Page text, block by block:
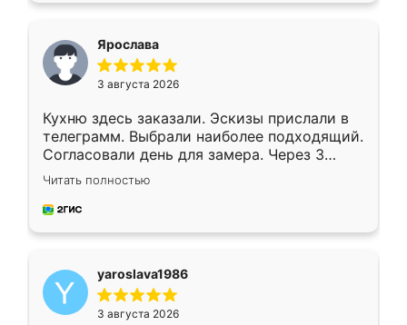
Ярослава
3 августа 2026
Кухню здесь заказали. Эскизы прислали в
телеграмм. Выбрали наиболее подходящий.
Согласовали день для замера. Через 3
недели кухня была уже готова. Остались
довольны работой. Спасибо Ренессанс
мебель за качественную работу!
Читать полностью
yaroslava1986
3 августа 2026